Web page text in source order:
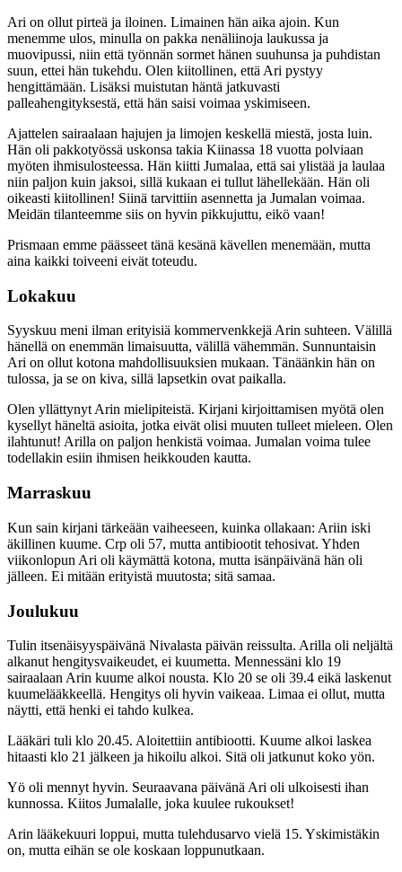
Ari on ollut pirteä ja iloinen. Limainen hän aika ajoin. Kun
menemme ulos, minulla on pakka nenäliinoja laukussa ja
muovipussi, niin että työnnän sormet hänen suuhunsa ja puhdistan
suun, ettei hän tukehdu. Olen kiitollinen, että Ari pystyy
hengittämään. Lisäksi muistutan häntä jatkuvasti
palleahengityksestä, että hän saisi voimaa yskimiseen.
Ajattelen sairaalaan hajujen ja limojen keskellä miestä, josta luin.
Hän oli pakkotyössä uskonsa takia Kiinassa 18 vuotta polviaan
myöten ihmisulosteessa. Hän kiitti Jumalaa, että sai ylistää ja laulaa
niin paljon kuin jaksoi, sillä kukaan ei tullut lähellekään. Hän oli
oikeasti kiitollinen! Siinä tarvittiin asennetta ja Jumalan voimaa.
Meidän tilanteemme siis on hyvin pikkujuttu, eikö vaan!
Prismaan emme päässeet tänä kesänä kävellen menemään, mutta
aina kaikki toiveeni eivät toteudu.
Lokakuu
Syyskuu meni ilman erityisiä kommervenkkejä Arin suhteen. Välillä
hänellä on enemmän limaisuutta, välillä vähemmän. Sunnuntaisin
Ari on ollut kotona mahdollisuuksien mukaan. Tänäänkin hän on
tulossa, ja se on kiva, sillä lapsetkin ovat paikalla.
Olen yllättynyt Arin mielipiteistä. Kirjani kirjoittamisen myötä olen
kysellyt häneltä asioita, jotka eivät olisi muuten tulleet mieleen. Olen
ilahtunut! Arilla on paljon henkistä voimaa. Jumalan voima tulee
todellakin esiin ihmisen heikkouden kautta.
Marraskuu
Kun sain kirjani tärkeään vaiheeseen, kuinka ollakaan: Ariin iski
äkillinen kuume. Crp oli 57, mutta antibiootit tehosivat. Yhden
viikonlopun Ari oli käymättä kotona, mutta isänpäivänä hän oli
jälleen. Ei mitään erityistä muutosta; sitä samaa.
Joulukuu
Tulin itsenäisyyspäivänä Nivalasta päivän reissulta. Arilla oli neljältä
alkanut hengitysvaikeudet, ei kuumetta. Mennessäni klo 19
sairaalaan Arin kuume alkoi nousta. Klo 20 se oli 39.4 eikä laskenut
kuumelääkkeellä. Hengitys oli hyvin vaikeaa. Limaa ei ollut, mutta
näytti, että henki ei tahdo kulkea.
Lääkäri tuli klo 20.45. Aloitettiin antibiootti. Kuume alkoi laskea
hitaasti klo 21 jälkeen ja hikoilu alkoi. Sitä oli jatkunut koko yön.
Yö oli mennyt hyvin. Seuraavana päivänä Ari oli ulkoisesti ihan
kunnossa. Kiitos Jumalalle, joka kuulee rukoukset!
Arin lääkekuuri loppui, mutta tulehdusarvo vielä 15. Yskimistäkin
on, mutta eihän se ole koskaan loppunutkaan.